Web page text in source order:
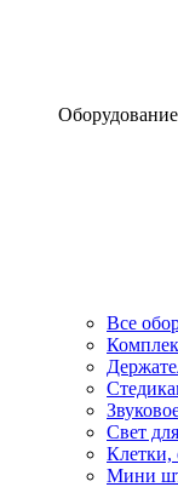
Все
Свет
Клетки,
Мини